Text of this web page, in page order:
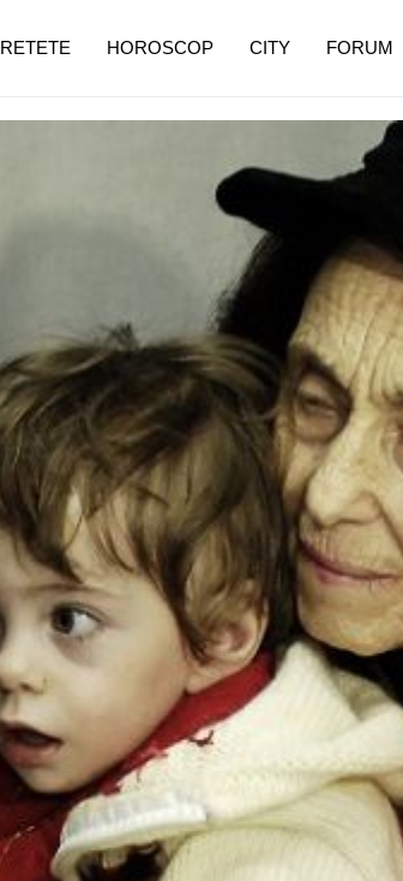
RETETE HOROSCOP CITY FORUM
de dureroasă este investigația